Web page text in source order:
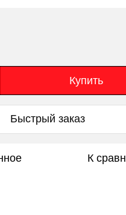
Купить
Быстрый заказ
К